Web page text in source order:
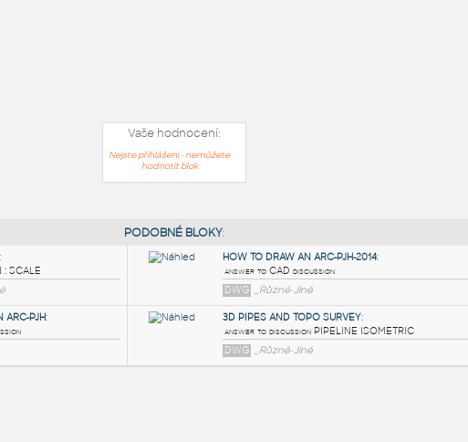
Vaše hodnocení:
Nejste přihlášeni - nemůžete
hodnotit blok